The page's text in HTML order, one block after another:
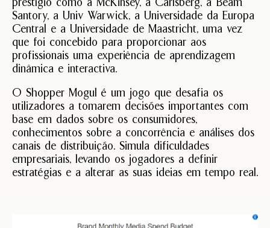
Santory, a Univ Warwick, a Universidade da Europa
Central e a Universidade de Maastricht, uma vez
que foi concebido para proporcionar aos
profissionais uma experiência de aprendizagem
dinâmica e interactiva.
O Shopper Mogul é um jogo que desafia os
utilizadores a tomarem decisões importantes com
base em dados sobre os consumidores,
conhecimentos sobre a concorrência e análises dos
canais de distribuição. Simula dificuldades
empresariais, levando os jogadores a definir
estratégias e a alterar as suas ideias em tempo real.